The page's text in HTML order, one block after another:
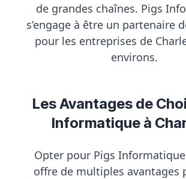
de grandes chaînes. Pigs
s’engage à être un partenaire
pour les entreprises de
environs.
Les Avantages de
Informatique à
Opter pour Pigs
offre de multiples avantages